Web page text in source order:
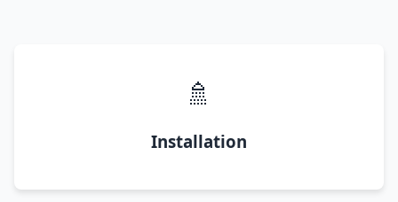
🚿
Installation